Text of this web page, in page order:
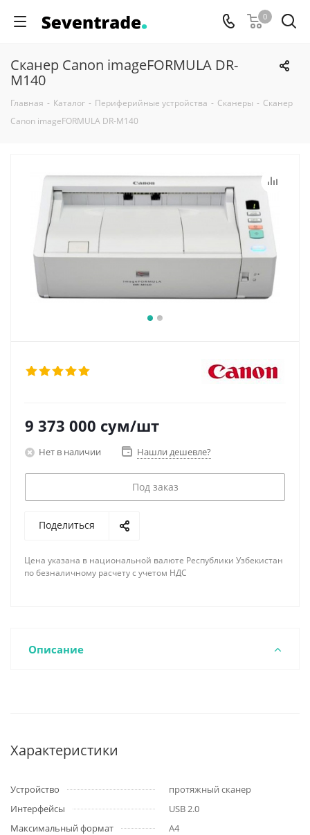
0
Сканер Canon imageFORMULA DR-
M140
Главная - Каталог - Периферийные устройства - Сканеры - Сканер
Canon imageFORMULA DR-M140
9 373 000 сум/шт
Нет в наличии Нашли дешевле?
Под заказ
Поделиться
Цена указана в национальной валюте Республики Узбекистан
по безналичному расчету с учетом НДС
Описание
Характеристики
Устройство
протяжный сканер
Интерфейсы
USB 2.0
Максимальный формат
A4